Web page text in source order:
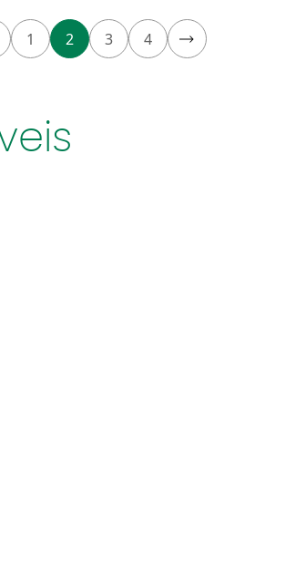
1 2 3 4